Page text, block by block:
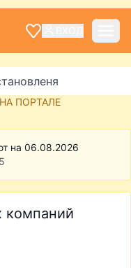
ПОРТАЛЕ
на 06.08.2026
компаний